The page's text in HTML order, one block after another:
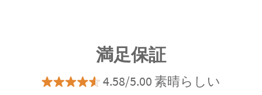
満足保証
4.58/5.00 素晴らしい